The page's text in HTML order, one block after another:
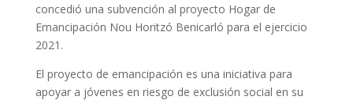
concedió una subvención al proyecto Hogar de
Emancipación Nou Horitzó Benicarló para el ejercicio
2021.
El proyecto de emancipación es una iniciativa para
apoyar a jóvenes en riesgo de exclusión social en su